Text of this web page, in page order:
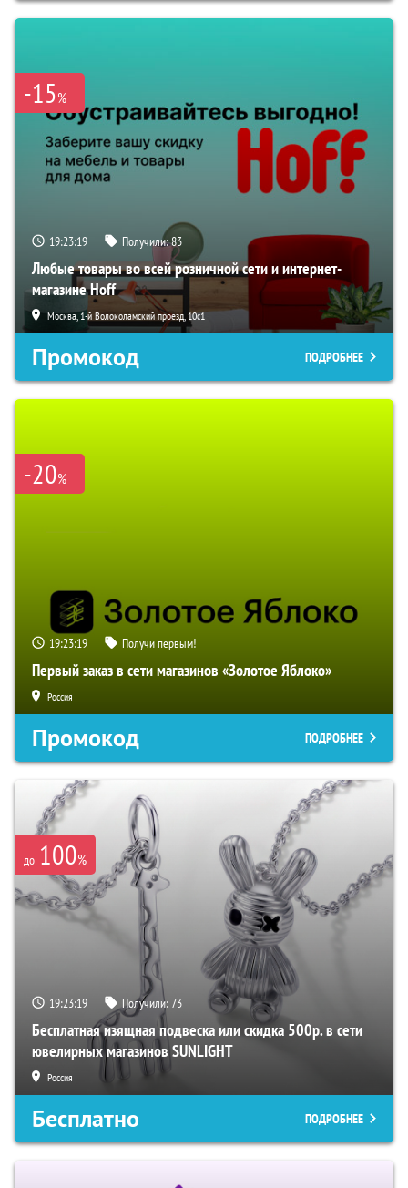
-15%
19:23:18 Получили:83
Любые товары во всей розничной сети и интернет-
магазине Hoff
Москва, 1-й Волоколамский проезд, 10с1
Промокод ПОДРОБНЕЕ
-20%
19:23:18 Получи первым!
Первый заказ в сети магазинов «Золотое Яблоко»
Россия
Промокод ПОДРОБНЕЕ
до 100%
19:23:18 Получили:73
Бесплатная изящная подвеска или скидка 500р. в сети
ювелирных магазинов SUNLIGHT
Россия
Бесплатно ПОДРОБНЕЕ